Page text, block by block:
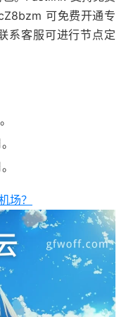
可免费开通专
系客服可进行节点定
场？